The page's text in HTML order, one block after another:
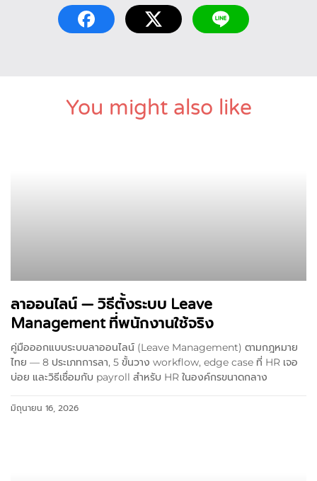
You might also like
ลาออนไลน์ — วิธีตั้งระบบ Leave
Management ที่พนักงานใช้จริง
คู่มือออกแบบระบบลาออนไลน์ (Leave Management) ตามกฎหมาย
ไทย — 8 ประเภทการลา, 5 ขั้นวาง workflow, edge case ที่ HR เจอ
บ่อย และวิธีเชื่อมกับ payroll สำหรับ HR ในองค์กรขนาดกลาง
มิถุนายน 16, 2026